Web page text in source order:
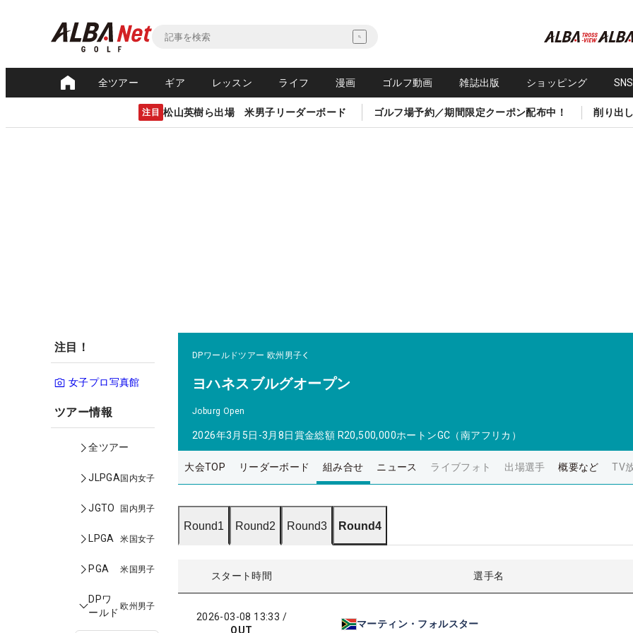
全ツアー ギア レッスン ライフ 漫画 ゴルフ動画 雑誌出版 ショッピング
注目 松山英樹ら出場 米男子リーダーボード ゴルフ場予約／期間限定クーポン配布中！ 削り出
注目！
女子プロ写真館
ツアー情報
全ツアー
JLPGA国内女子
JGTO 国内男子
LPGA 米国女子
PGA 米国男子
DPワ
ールド
欧州男子
DPワールドツアー 欧州男子
ヨハネスブルグオープン
Joburg Open
2026年3月5日-3月8日賞金総額 R20,500,000ホートンGC（南アフリカ）
大会TOP リーダーボード 組み合せ ニュース ライブフォト 出場選手 概要など TV
Round1 Round2 Round3 Round4
スタート時間 選手名
2026-03-08 13:33 /
OUT
マーティン・フォルスター